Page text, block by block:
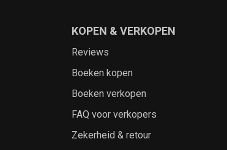
KOPEN & VERKOPEN
Reviews
Boeken kopen
Boeken verkopen
FAQ voor verkopers
Zekerheid & retour